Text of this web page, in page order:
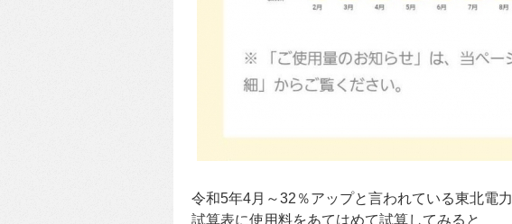
令和5年4月～32％アップと言われている東北電力
試算表に使用料をあてはめて試算してみると